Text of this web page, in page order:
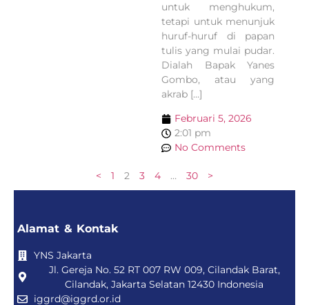
untuk menghukum,
tetapi untuk menunjuk
huruf-huruf di papan
tulis yang mulai pudar.
Dialah Bapak Yanes
Gombo, atau yang
akrab […]
Februari 5, 2026
2:01 pm
No Comments
< 1 2 3 4 … 30 >
Alamat & Kontak
YNS Jakarta
Jl. Gereja No. 52 RT 007 RW 009, Cilandak Barat,
Cilandak, Jakarta Selatan 12430 Indonesia
iggrd@iggrd.or.id